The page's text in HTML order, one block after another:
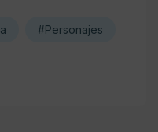
#Personajes